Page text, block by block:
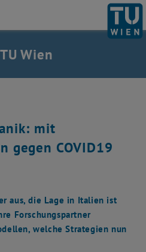
Startseite auflisten
Wien
mit
gegen COVID19
aus, die Lage in Italien ist
Forschungspartner
welche Strategien nun